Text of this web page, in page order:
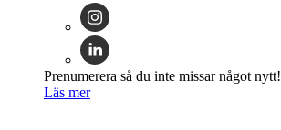
Prenumerera så du inte missar något nytt!
Läs mer